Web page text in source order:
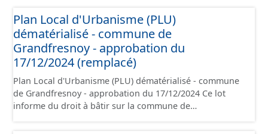
Plan Local d'Urbanisme (PLU)
dématérialisé - commune de
Grandfresnoy - approbation du
17/12/2024 (remplacé)
Plan Local d'Urbanisme (PLU) dématérialisé - commune
de Grandfresnoy - approbation du 17/12/2024 Ce lot
informe du droit à bâtir sur la commune de